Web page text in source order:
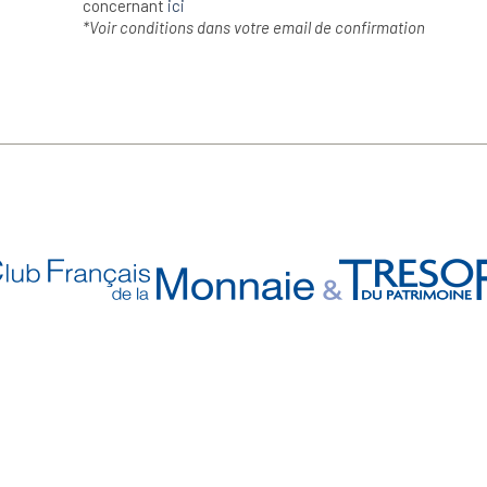
concernant ici
*Voir conditions dans votre email de confirmation